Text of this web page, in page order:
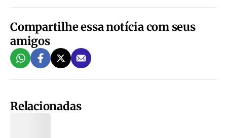
Compartilhe essa notícia com seus
amigos
Relacionadas